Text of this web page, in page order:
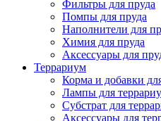
Фильтры для пруда
Помпы для пруда
Наполнители для
Химия для пруда
Аксессуары для
Террариум
Корма и добавки
Лампы для
Субстрат для
Аксессуары для